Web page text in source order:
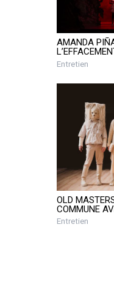
AMANDA
Entretien
OLD
COMMUNE
Entretien